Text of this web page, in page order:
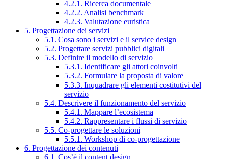
4.2.1. Ricerca documentale
4.2.2. Analisi benchmark
4.2.3. Valutazione euristica
5. Progettazione dei servizi
5.1. Cosa sono i servizi e il service design
5.2. Progettare servizi pubblici digitali
5.3. Definire il modello di servizio
5.3.1. Identificare gli attori coinvolti
5.3.2. Formulare la proposta di valore
5.3.3. Inquadrare gli elementi costitutivi del
servizio
5.4. Descrivere il funzionamento del servizio
5.4.1. Mappare l’ecosistema
5.4.2. Rappresentare i flussi di servizio
5.5. Co-progettare le soluzioni
5.5.1. Workshop di co-progettazione
6. Progettazione dei contenuti
6.1. Cos’è il content design